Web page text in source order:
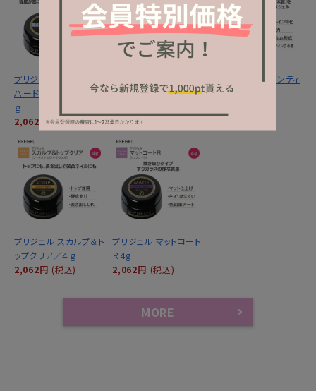
プリジェル ノンワイプ
ハードトップジェル ４
ｇ
2,062円 (税込)
ハードトップジェル １
4,950円
プリジェル ノンサンディ
ングフィル ２０ｇ
プリジェル スカルプ＆ト
ップクリア／４ｇ
2,062円 (税込)
プリジェル マットコート
Ｒ4g
2,062円 (税込)
MORE